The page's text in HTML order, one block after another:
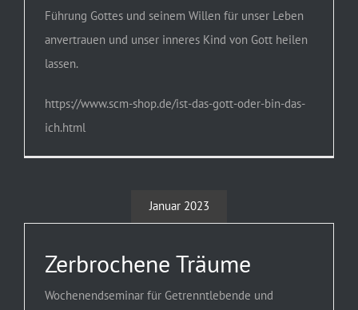
Führung Gottes und seinem Willen für unser Leben
anvertrauen und unser inneres Kind von Gott heilen
lassen.
https://www.scm-shop.de/ist-das-gott-oder-bin-das-
ich.html
Januar 2023
Zerbrochene Träume
Wochenendseminar für Getrenntlebende und